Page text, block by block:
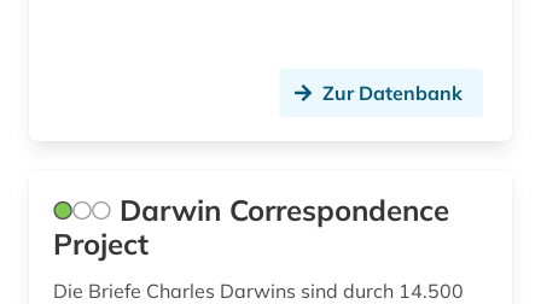
umweltchemikalie (1)
Zur Datenbank
Darwin Correspondence
Project
Die Briefe Charles Darwins sind durch 14.500